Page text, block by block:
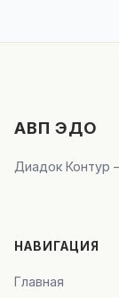
АВП ЭДО
Диадок
НАВИГАЦИЯ
Главная